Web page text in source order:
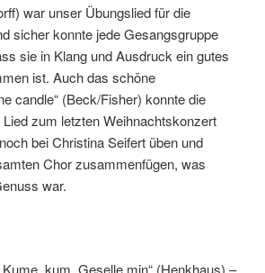
war unser Übungslied für die
sicher konnte jede Gesangsgruppe
sie in Klang und Ausdruck ein gutes
ist. Auch das schöne
candle“ (Beck/Fisher) konnte die
zum letzten Weihnachtskonzert
bei Christina Seifert üben und
Chor zusammenfügen, was
war.
kum, Geselle min“ (Henkhaus) –